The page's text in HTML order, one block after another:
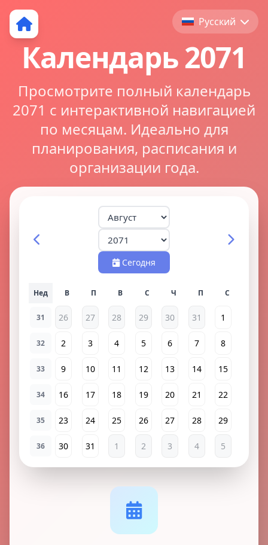
Русский
Календарь 2071
Просмотрите полный календарь
2071 с интерактивной навигацией
по месяцам. Идеально для
планирования, расписания и
организации года.
Сегодня
Нед
31 26 27 28 29 30 31 1
32 2 3 4 5 6 7 8
33 9 10 11 12 13 14 15
34 16 17 18 19 20 21 22
35 23 24 25 26 27 28 29
36 30 31 1 2 3 4 5